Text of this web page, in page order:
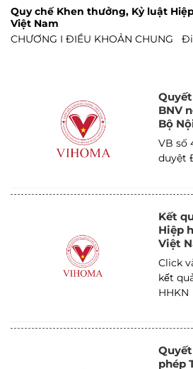
Quy chế Khen thưởng, Kỷ luật
Việt Nam
CHƯƠNG I ĐIỀU KHOẢN CHUNG
BNV
Bộ
Điều
nóng
VB số
duyệt
Kết
Hiệp
Việt
Click
kết
HHKN
phép